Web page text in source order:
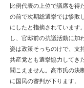
比例代表の上位で議席を得
の前で次期総選挙では惨敗
にしたと指摘されています
し、官邸前の抗議活動に加
姿は政策そっちのけで、支
共産党とも選挙協力してき
聞こえません。高市氏の決
に国民の審判が下ります。